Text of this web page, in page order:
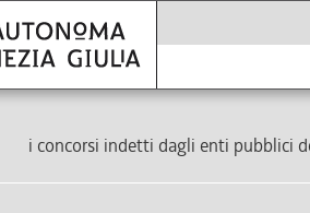
i concorsi indetti dagli enti pubblici